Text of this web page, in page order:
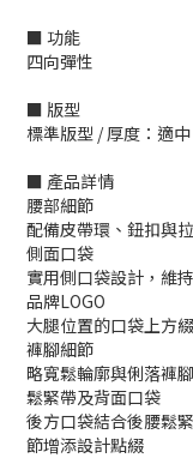
■ 功能
四向彈性
■ 版型
標準版型 / 厚度：適
■ 產品詳情
腰部細節
配備皮帶環、鈕扣與
側面口袋
實用側口袋設計，維
品牌LOGO
大腿位置的口袋上方
褲腳細節
略寬鬆輪廓與俐落褲
鬆緊帶及背面口袋
後方口袋結合後腰鬆
節增添設計點綴